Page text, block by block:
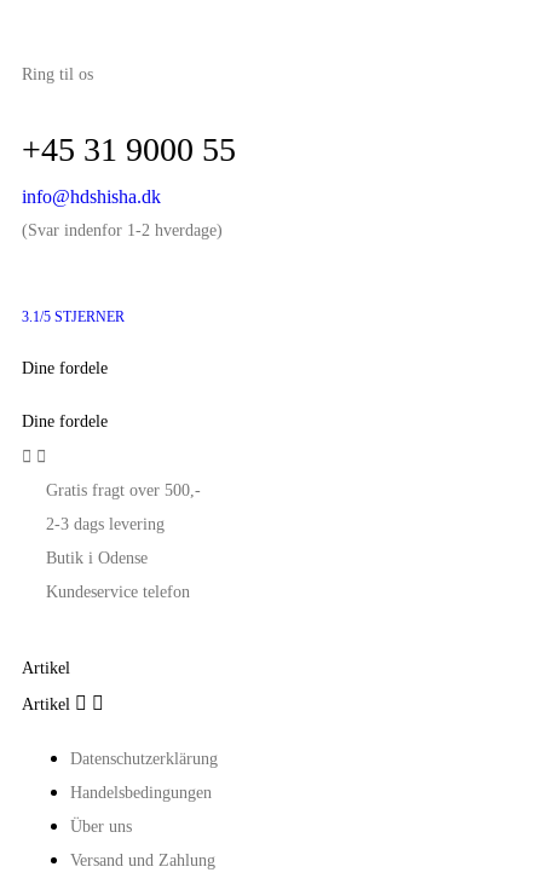
Ring til os
+45 31 9000 55
info@hdshisha.dk
(Svar indenfor 1-2 hverdage)
3.1/5 STJERNER
Dine fordele
Dine fordele
 
Gratis fragt over 500,-
2-3 dags levering
Butik i Odense
Kundeservice telefon
Artikel
Artikel  
Datenschutzerklärung
Handelsbedingungen
Über uns
Versand und Zahlung